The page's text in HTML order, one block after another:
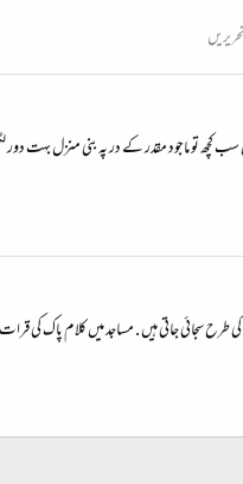
تو ماجود مقدر کے در پہ بنی منزل بہت دور
سجائی جاتی ہیں . مساجد میں کلام پاک کی قرات